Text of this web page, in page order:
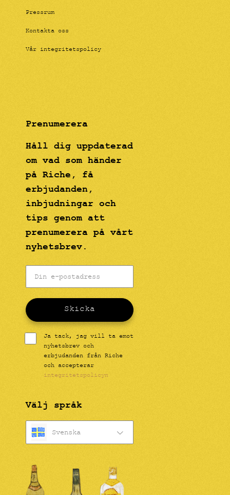
Pressrum
Kontakta oss
Vår integritetspolicy
Prenumerera
Håll dig uppdaterad
om vad som händer
på Riche, få
erbjudanden,
inbjudningar och
tips genom att
prenumerera på vårt
nyhetsbrev.
Skicka
Ja tack, jag vill ta emot
nyhetsbrev och
erbjudanden från Riche
och accepterar
integritetspolicyn
Välj språk
Svenska